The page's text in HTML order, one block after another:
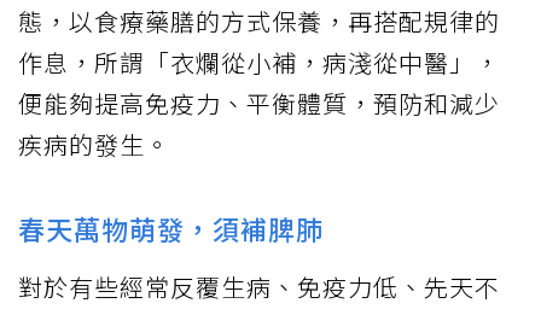
態，以食療藥膳的方式保養，再搭配規律的
作息，所謂「衣爛從小補，病淺從中醫」，
便能夠提高免疫力、平衡體質，預防和減少
疾病的發生。
春天萬物萌發，須補脾肺
對於有些經常反覆生病、免疫力低、先天不